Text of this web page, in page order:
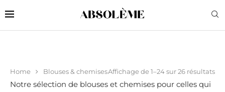
Home Blouses & chemisesAffichage de 1–24 sur 26 résultats
Notre sélection de blouses et chemises pour celles qui